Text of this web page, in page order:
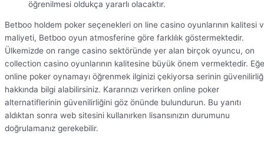
öğrenilmesi oldukça yararlı olacaktır.
Betboo holdem poker seçenekleri on line casino oyunlarının kalitesi
maliyeti, Betboo oyun atmosferine göre farklılık göstermektedir.
Ülkemizde on range casino sektöründe yer alan birçok oyuncu, on
collection casino oyunlarının kalitesine büyük önem vermektedir.
online poker oynamayı öğrenmek ilginizi çekiyorsa serinin
hakkında bilgi alabilirsiniz. Kararınızı verirken online poker
alternatiflerinin güvenilirliğini göz önünde bulundurun. Bu yanıtı
aldıktan sonra web sitesini kullanırken lisansınızın durumunu
doğrulamanız gerekebilir.